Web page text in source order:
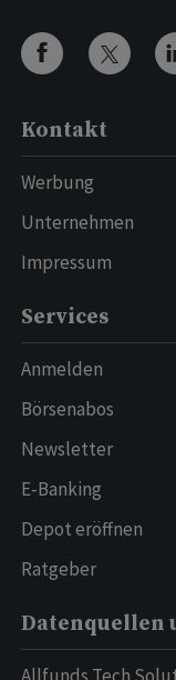
Kontakt
Werbung
Unternehmen
Impressum
Services
Anmelden
Börsenabos
Newsletter
E-Banking
Depot eröffnen
Ratgeber
Datenquellen